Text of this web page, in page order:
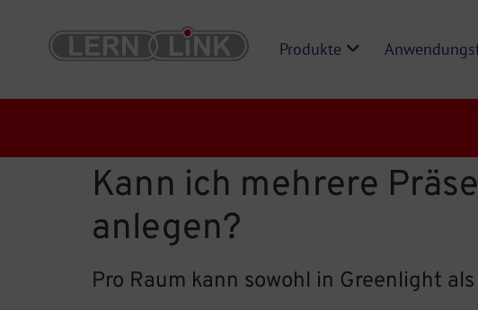
Produkte
Kann ich mehrere
anlegen?
Pro Raum kann sowohl in Greenlight